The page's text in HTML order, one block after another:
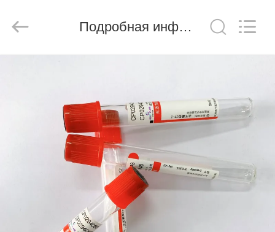
ПРОДУКТЫ
ПУТЕШЕСТВИЕ
ФАБРИКИ
Co.,
Reserved.
Подробная информация о продукте